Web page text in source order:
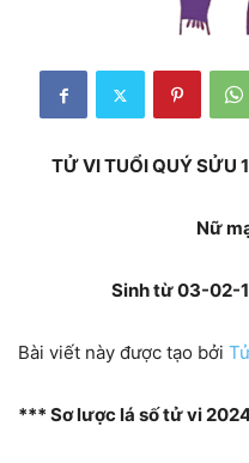
TỬ VI TUỔI QUÝ SỬU
Nữ
Sinh từ 03-02-
Bài viết này được tạo bởi
*** Sơ lược lá số tử vi